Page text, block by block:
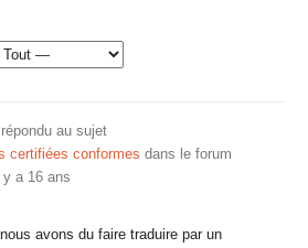
au sujet
certifiées conformes dans le forum
y a 16 ans
avons du faire traduire par un